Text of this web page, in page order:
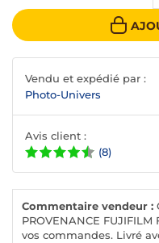
Vendu et expédié par :
Photo-Univers
Avis client :
(8)
Commentaire vendeur :
PROVENANCE
vos commandes. Livré